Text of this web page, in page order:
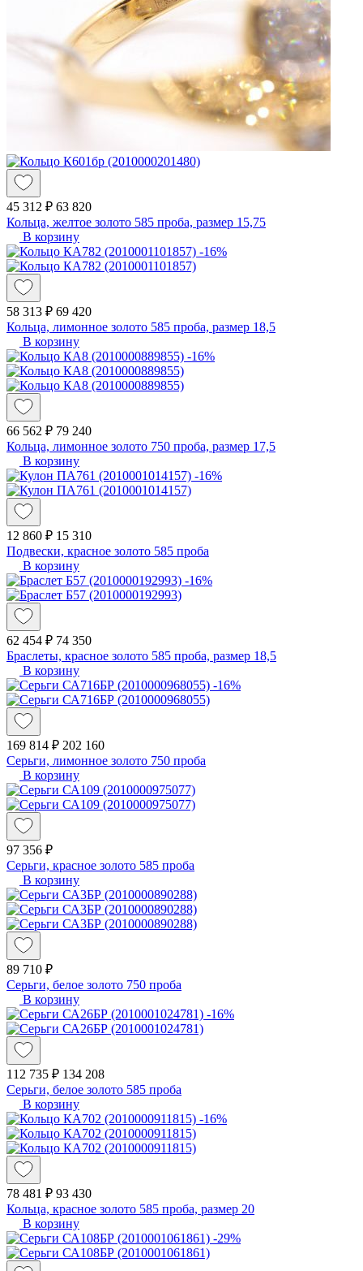
45 312 ₽ 63 820
Кольца, желтое золото 585 проба, размер 15,75
В корзину
-16%
58 313 ₽ 69 420
Кольца, лимонное золото 585 проба, размер 18,5
В корзину
-16%
66 562 ₽ 79 240
Кольца, лимонное золото 750 проба, размер 17,5
В корзину
-16%
12 860 ₽ 15 310
Подвески, красное золото 585 проба
В корзину
-16%
62 454 ₽ 74 350
Браслеты, красное золото 585 проба, размер 18,5
В корзину
-16%
169 814 ₽ 202 160
Серьги, лимонное золото 750 проба
В корзину
97 356 ₽
Серьги, красное золото 585 проба
В корзину
89 710 ₽
Серьги, белое золото 750 проба
В корзину
-16%
112 735 ₽ 134 208
Серьги, белое золото 585 проба
В корзину
-16%
78 481 ₽ 93 430
Кольца, красное золото 585 проба, размер 20
В корзину
-29%